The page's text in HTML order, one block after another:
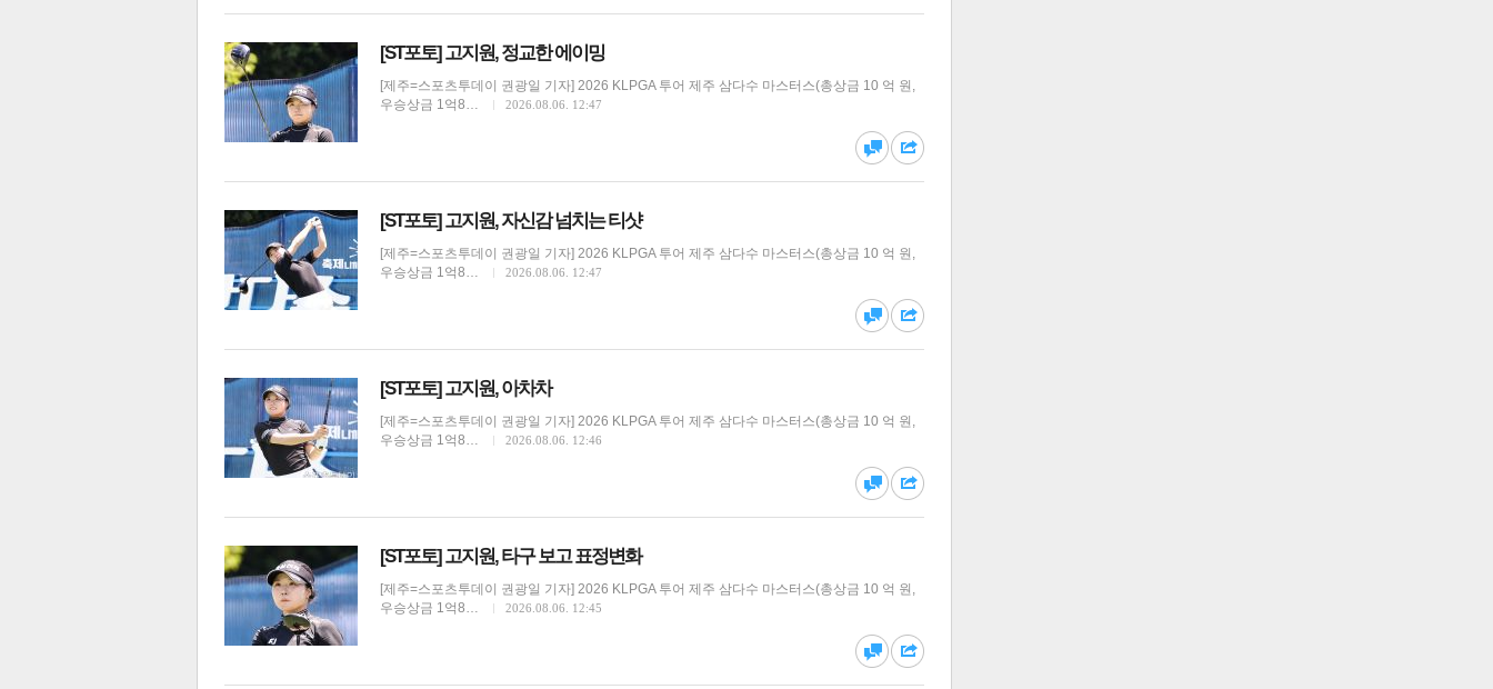
댓글 공유
댓글 공유
댓글 공유
댓글 공유
[ST포토] 고지원, 정교한 에이밍
[제주=스포츠투데이 권광일 기자] 2026 KLPGA 투어 제주 삼다수 마스터스(총상금 10 억 원,
우승상금 1억8…
2026.08.06. 12:47
댓글 공유
[ST포토] 고지원, 자신감 넘치는 티샷
[제주=스포츠투데이 권광일 기자] 2026 KLPGA 투어 제주 삼다수 마스터스(총상금 10 억 원,
우승상금 1억8…
2026.08.06. 12:47
[ST포토] 고지원, 아차차
[제주=스포츠투데이 권광일 기자] 2026 KLPGA 투어 제주 삼다수 마스터스(총상금 10 억 원,
우승상금 1억8…
2026.08.06. 12:46
[ST포토] 고지원, 타구 보고 표정변화
[제주=스포츠투데이 권광일 기자] 2026 KLPGA 투어 제주 삼다수 마스터스(총상금 10 억 원,
우승상금 1억8…
2026.08.06. 12:45